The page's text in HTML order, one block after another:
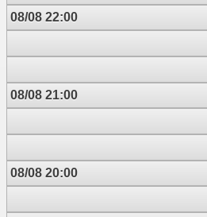
08/08 22:00
08/08 21:00
08/08 20:00